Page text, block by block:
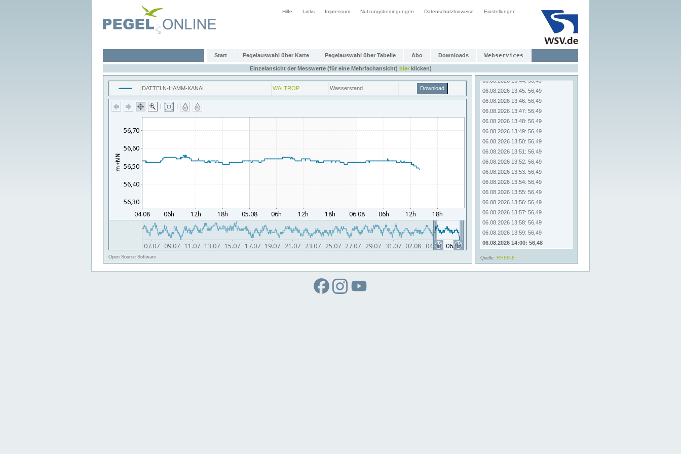
Hilfe Links Impressum Nutzungsbedingungen Datenschutzhinweise Einstellungen
Start Pegelauswahl über Karte Pegelauswahl über Tabelle Abo Downloads Webservices
Einzelansicht der Messwerte (für eine Mehrfachansicht) hierklicken)
DATTELN-HAMM-KANAL WALTROP Wasserstand Download
| |
Open Source Software
06.08.2026 13:37: 56,49
06.08.2026 13:41: 56,49
06.08.2026 13:44: 56,49
06.08.2026 13:45: 56,49
06.08.2026 13:46: 56,49
06.08.2026 13:47: 56,49
06.08.2026 13:48: 56,49
06.08.2026 13:49: 56,49
06.08.2026 13:50: 56,49
06.08.2026 13:51: 56,49
06.08.2026 13:52: 56,49
06.08.2026 13:53: 56,49
06.08.2026 13:54: 56,49
06.08.2026 13:55: 56,49
06.08.2026 13:56: 56,49
06.08.2026 13:57: 56,49
06.08.2026 13:58: 56,49
06.08.2026 13:59: 56,49
06.08.2026 14:00: 56,48
Quelle: RHEINE